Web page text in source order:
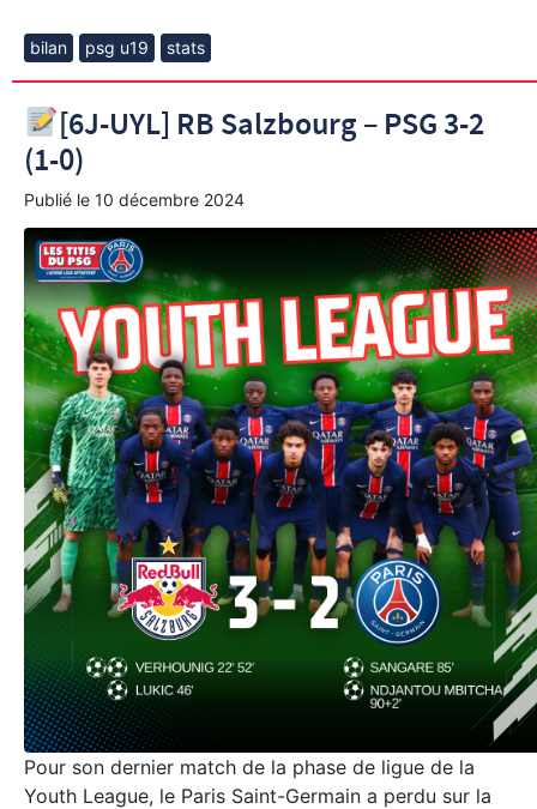
bilan psg u19 stats
[6J-UYL] RB Salzbourg – PSG 3-2
(1-0)
Publié le 10 décembre 2024
Pour son dernier match de la phase de ligue de la
Youth League, le Paris Saint-Germain a perdu sur la